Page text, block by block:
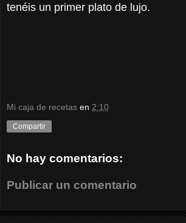
tenéis un primer plato de lujo.
Mi caja de recetas en 2:10
Compartir
No hay comentarios:
Publicar un comentario